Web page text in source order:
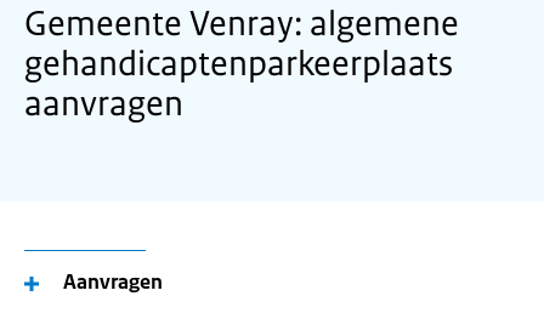
Gemeente Venray: algemene
gehandicaptenparkeerplaats
aanvragen
Aanvragen